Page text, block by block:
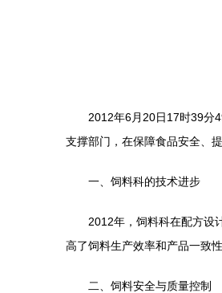
2012年6月20日17时39分
支撑部门，在保障食品安全、
一、饲料科的技术进步
2012年，饲料科在配方设
高了饲料生产效率和产品一致性
二、饲料安全与质量控制